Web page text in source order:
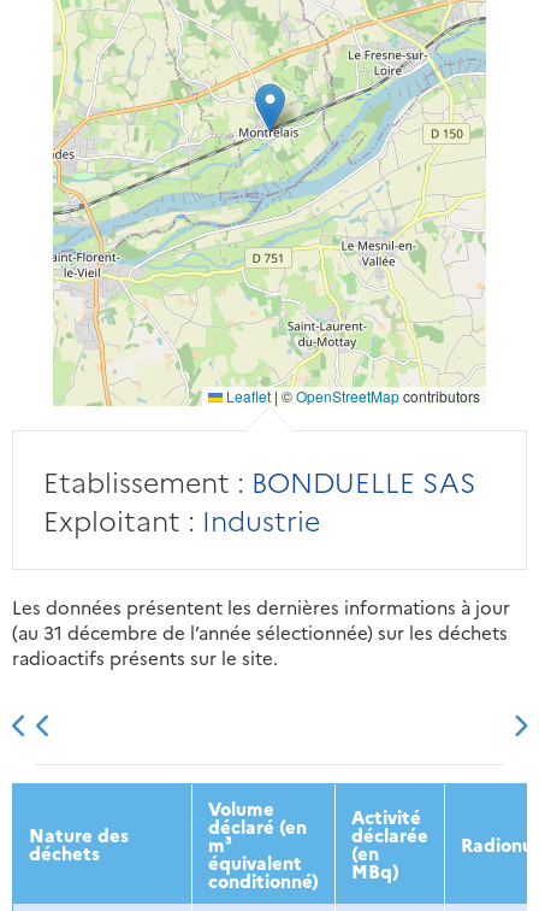
Leaflet | ©OpenStreetMapcontributors
Etablissement : BONDUELLE SAS
Exploitant : Industrie
Les données présentent les dernières informations à jour
(au 31 décembre de l’année sélectionnée) sur les déchets
radioactifs présents sur le site.
2013 2014 2015 2016
Nature des
déchets
Volume
déclaré (en
m³
équivalent
conditionné)
Activité
déclarée
(en
MBq)